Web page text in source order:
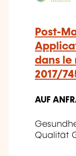
Post-
dans le
2017/
AUF
Qualität